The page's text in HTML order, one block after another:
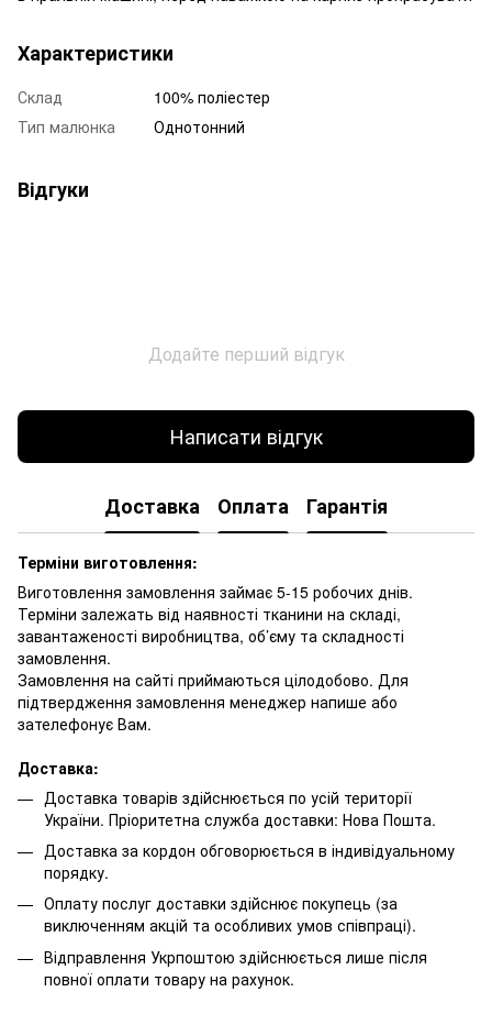
Характеристики
Склад
100% поліестер
Тип малюнка
Однотонний
Відгуки
Додайте перший відгук
Написати відгук
Доставка Оплата Гарантія
Терміни виготовлення:
Виготовлення замовлення займає 5-15 робочих днів.
Терміни залежать від наявності тканини на складі,
завантаженості виробництва, об’єму та складності
замовлення.
Замовлення на сайті приймаються цілодобово. Для
підтвердження замовлення менеджер напише або
зателефонує Вам.
Доставка:
Доставка товарів здійснюється по усій території
України. Пріоритетна служба доставки: Нова Пошта.
Доставка за кордон обговорюється в індивідуальному
порядку.
Оплату послуг доставки здійснює покупець (за
виключенням акцій та особливих умов співпраці).
Відправлення Укрпоштою здійснюється лише після
повної оплати товару на рахунок.